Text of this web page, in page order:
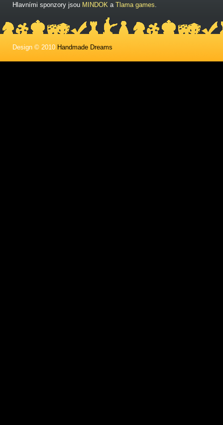
Hlavními sponzory jsou MINDOK a Tlama games.
Design © 2010 Handmade Dreams